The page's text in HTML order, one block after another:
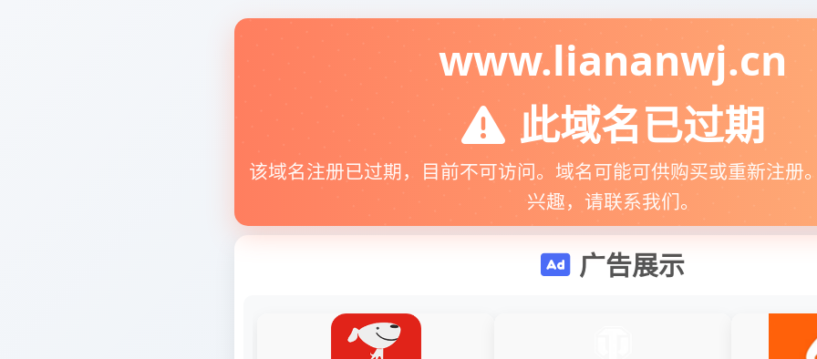
www.liananwj.cn
此域名已过期
该域名注册已过期，目前不可访问。域名可能可供购买或重新注册
兴趣，请联系我们。
广告展示